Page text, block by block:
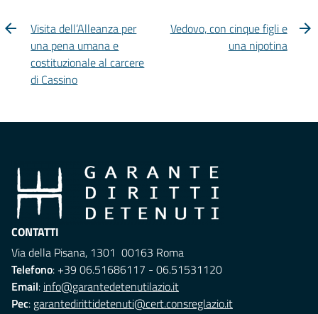
Visita dell’Alleanza per
una pena umana e
costituzionale al carcere
di Cassino
Vedovo, con cinque figli e
una nipotina
CONTATTI
Via della Pisana, 1301 00163 Roma
Telefono: +39 06.51686117 - 06.51531120
Email: info@garantedetenutilazio.it
Pec: garantedirittidetenuti@cert.consreglazio.it